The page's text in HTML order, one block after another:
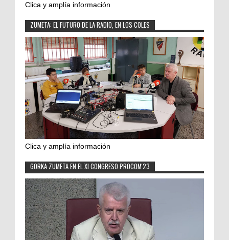
Clica y amplía información
ZUMETA: EL FUTURO DE LA RADIO, EN LOS COLES
Clica y amplía información
GORKA ZUMETA EN EL XI CONGRESO PROCOM'23